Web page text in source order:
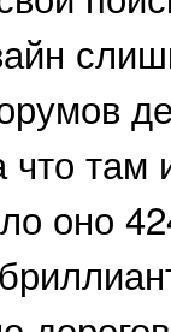
что
оно